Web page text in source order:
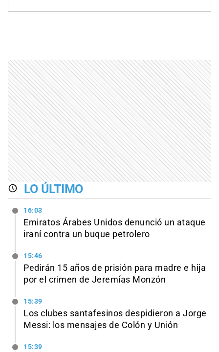
LO ÚLTIMO
16:03
Emiratos Árabes Unidos denunció un ataque
iraní contra un buque petrolero
15:46
Pedirán 15 años de prisión para madre e hija
por el crimen de Jeremías Monzón
15:39
Los clubes santafesinos despidieron a Jorge
Messi: los mensajes de Colón y Unión
15:39